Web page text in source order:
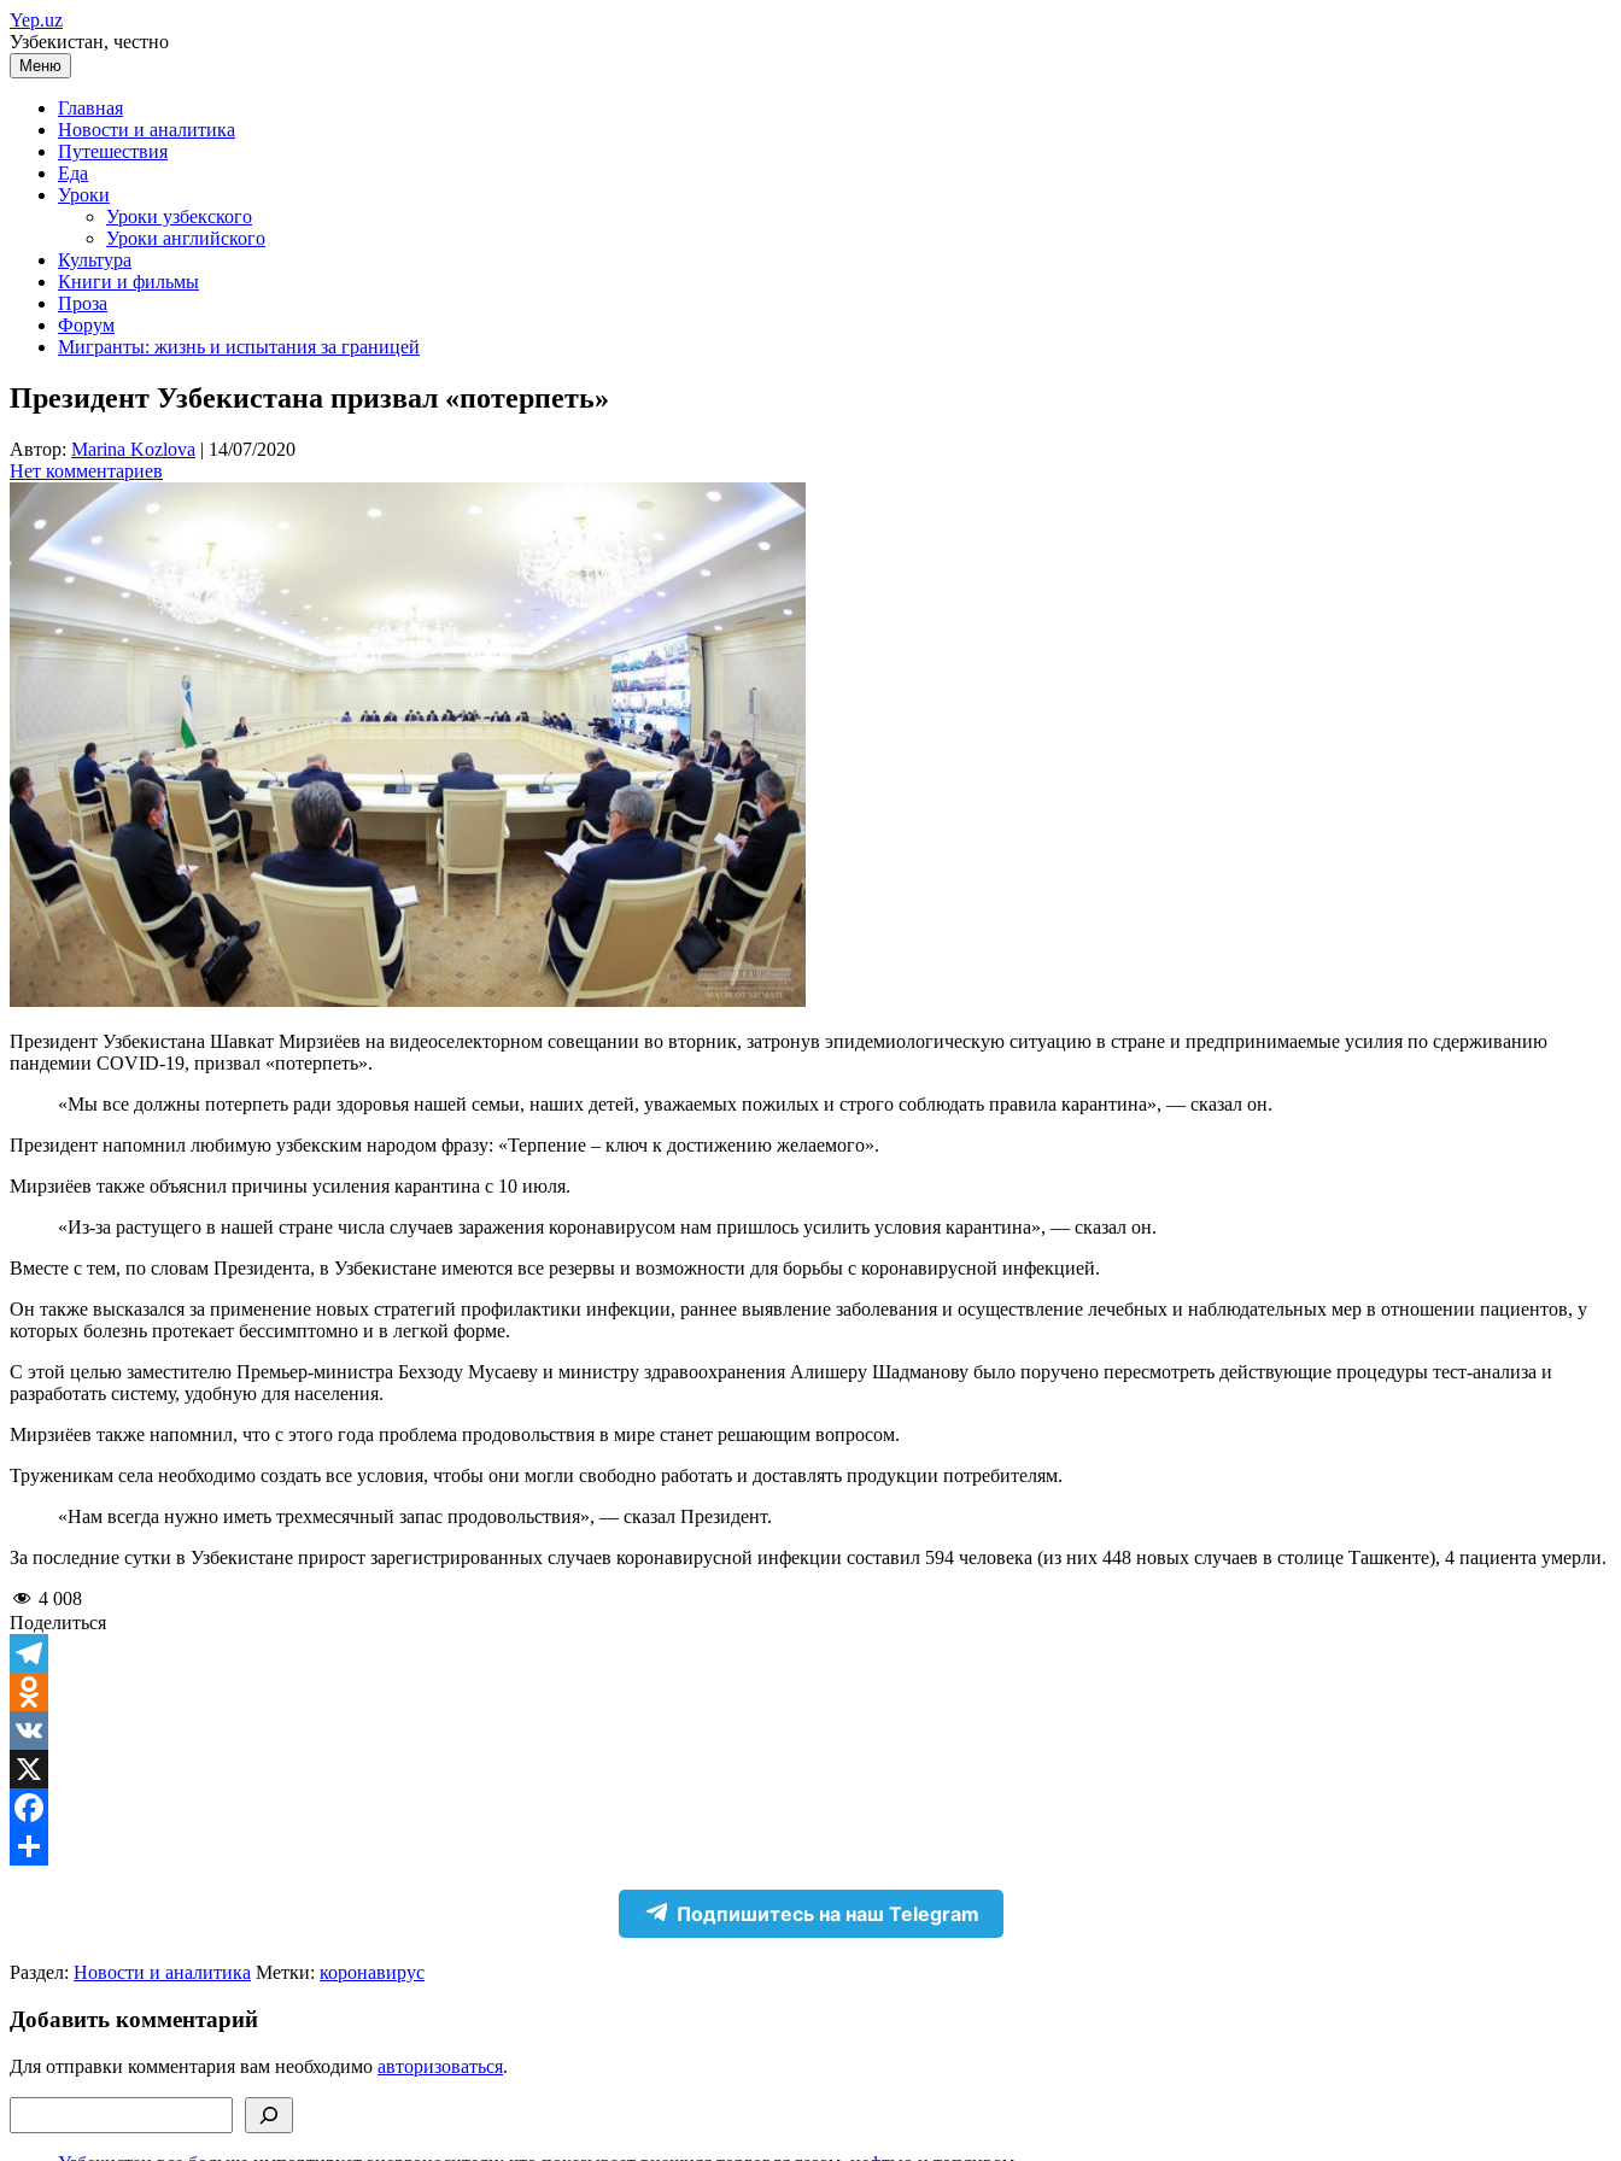
Перейти
к
содержимому
Yep.uz
Узбекистан, честно
Меню
Главная
Новости и аналитика
Путешествия
Еда
Уроки
Уроки узбекского
Уроки английского
Культура
Книги и фильмы
Проза
Форум
Мигранты: жизнь и испытания за границей
Президент Узбекистана призвал «потерпеть»
Автор: Marina Kozlova | 14/07/2020
Нет комментариев
Президент Узбекистана Шавкат Мирзиёев на видеоселекторном совещании во вторник, затронув эпидемиологическую ситуацию в стране и предпринимаемые усилия по сдерживанию
пандемии COVID-19, призвал «потерпеть».
«Мы все должны потерпеть ради здоровья нашей семьи, наших детей, уважаемых пожилых и строго соблюдать правила карантина», — сказал он.
Президент напомнил любимую узбекским народом фразу: «Терпение – ключ к достижению желаемого».
Мирзиёев также объяснил причины усиления карантина с 10 июля.
«Из-за растущего в нашей стране числа случаев заражения коронавирусом нам пришлось усилить условия карантина», — сказал он.
Вместе с тем, по словам Президента, в Узбекистане имеются все резервы и возможности для борьбы с коронавирусной инфекцией.
Он также высказался за применение новых стратегий профилактики инфекции, раннее выявление заболевания и осуществление лечебных и наблюдательных мер в отношении пациентов, у
которых болезнь протекает бессимптомно и в легкой форме.
С этой целью заместителю Премьер-министра Бехзоду Мусаеву и министру здравоохранения Алишеру Шадманову было поручено пересмотреть действующие процедуры тест-анализа и
разработать систему, удобную для населения.
Мирзиёев также напомнил, что с этого года проблема продовольствия в мире станет решающим вопросом.
Труженикам села необходимо создать все условия, чтобы они могли свободно работать и доставлять продукции потребителям.
«Нам всегда нужно иметь трехмесячный запас продовольствия», — сказал Президент.
За последние сутки в Узбекистане прирост зарегистрированных случаев коронавирусной инфекции составил 594 человека (из них 448 новых случаев в столице Ташкенте), 4 пациента умерли.
4 008
Поделиться
Telegram
Odnoklassniki
VK
X
Facebook
Подпишитесь на наш Telegram
Раздел: Новости и аналитика Метки: коронавирус
Добавить комментарий
Для отправки комментария вам необходимо авторизоваться.